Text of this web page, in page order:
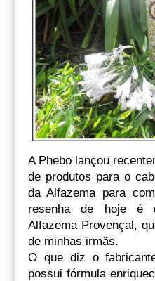
A Phebo lançou
de produtos para o
da Alfazema para
resenha de hoje é
Alfazema Provençal,
de minhas irmãs.
O que diz o
possui fórmula